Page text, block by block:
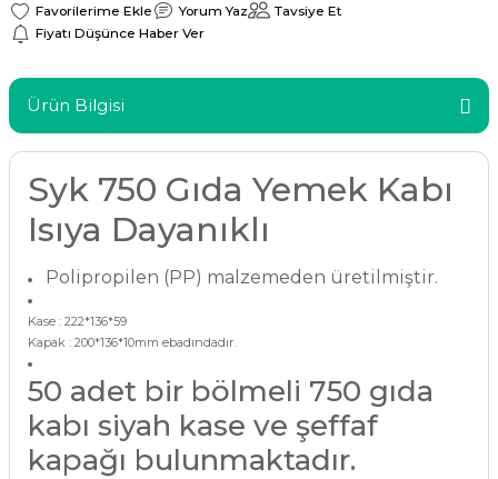
Yorum Yaz
Tavsiye Et
Fiyatı Düşünce Haber Ver
Ürün Bilgisi
Syk 750 Gıda Yemek Kabı
Isıya Dayanıklı
Polipropilen (PP) malzemeden üretilmiştir.
Kase : 222*136*59
Kapak : 200*136*10mm ebadındadır.
50 adet bir bölmeli 750 gıda
kabı siyah kase ve şeffaf
kapağı bulunmaktadır.